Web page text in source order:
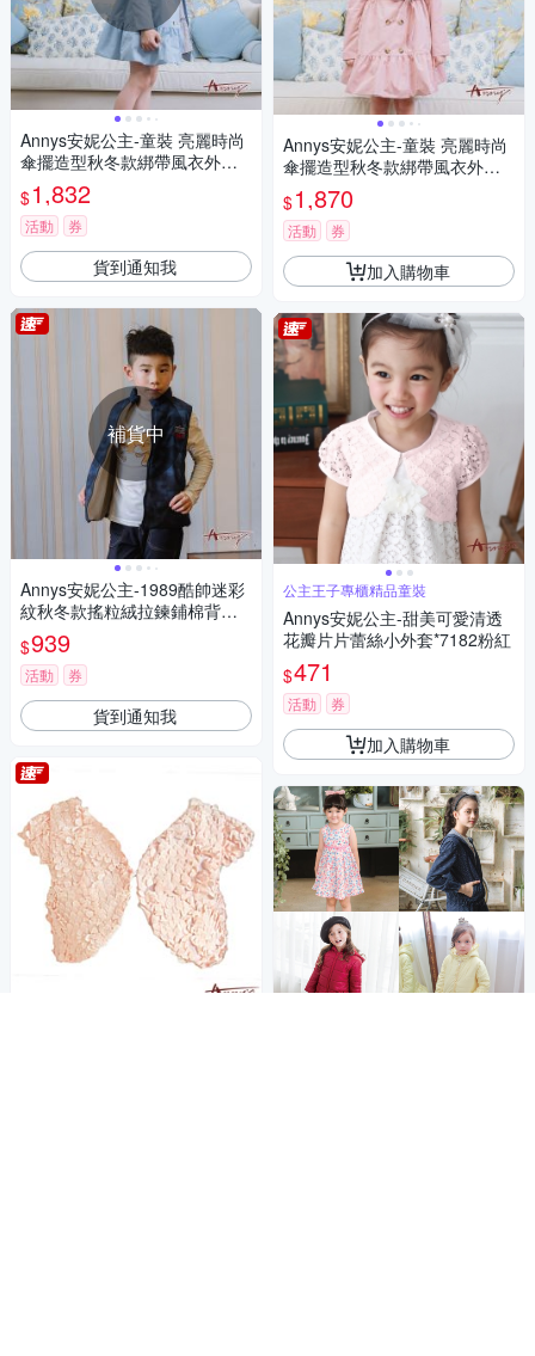
Annys安妮公主-童裝 亮麗時尚
傘擺造型秋冬款綁帶風衣外套*
2298水藍
$1,832
活動 券
貨到通知我
補貨中
Annys安妮公主-1989酷帥迷彩
紋秋冬款搖粒絨拉鍊鋪棉背心*
2479藍色
$939
活動 券
貨到通知我
Annys安妮公主-童裝 亮麗時尚
傘擺造型秋冬款綁帶風衣外套*
2298粉紅
$1,870
活動 券
加入購物車
公主王子專櫃精品童裝
Annys安妮公主-甜美可愛清透
花瓣片片蕾絲小外套*7182粉紅
$471
活動 券
加入購物車